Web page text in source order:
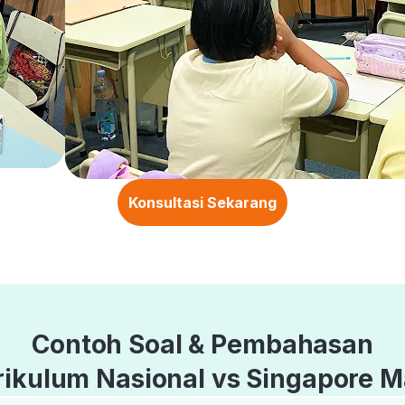
Konsultasi Sekarang
Contoh Soal & Pembahasan
Nasional vs Singapore